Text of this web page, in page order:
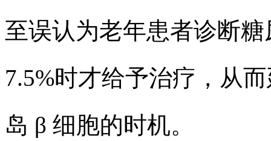
至误认为老年患者诊断
7.5%时才给予治疗，从
岛 β 细胞的时机。